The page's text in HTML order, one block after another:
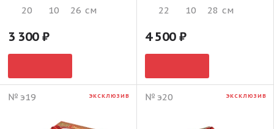
20
10 26 см
3 300
22
10 28 см
4 500
№ э19 ЭКСКЛЮЗИВ № э20 ЭКСКЛЮЗИВ